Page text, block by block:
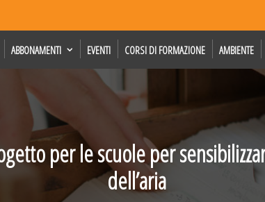
ABBONAMENTI EVENTI CORSI DI FORMAZIONE AMBIENTE
per le scuole per
dell’aria